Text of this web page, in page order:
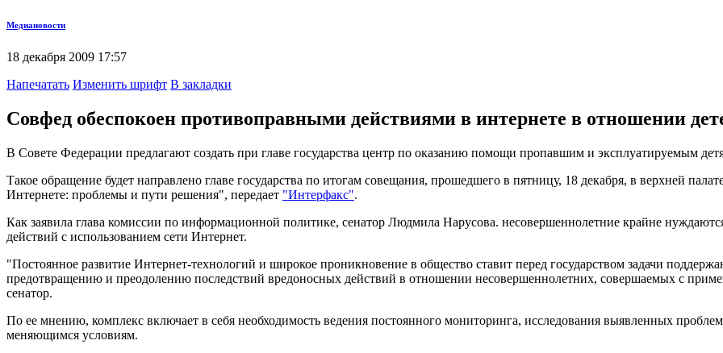
Медиановости
18 декабря 2009 17:57
Напечатать Изменить шрифт В закладки
Совфед обеспокоен противоправными действиями в интернете в отношении
В Совете Федерации предлагают создать при главе государства центр по оказанию помощи пропавшим и эксплуатируемым
Такое обращение будет направлено главе государства по итогам совещания, прошедшего в пятницу, 18 декабря, в верхней
Интернете: проблемы и пути решения", передает "Интерфакс".
Как заявила глава комиссии по информационной политике, сенатор Людмила Нарусова. несовершеннолетние крайне
действий с использованием сети Интернет.
"Постоянное развитие Интернет-технологий и широкое проникновение в общество ставит перед государством задачи
предотвращению и преодолению последствий вредоносных действий в отношении несовершеннолетних, совершаемых с
сенатор.
По ее мнению, комплекс включает в себя необходимость ведения постоянного мониторинга, исследования выявленных
меняющимся условиям.